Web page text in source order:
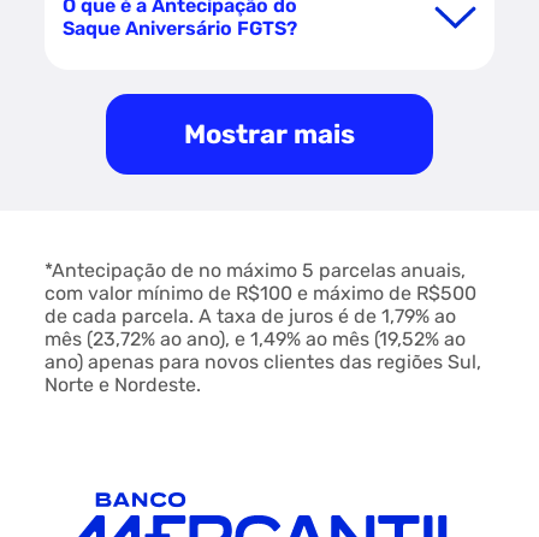
O que é a Antecipação do
Saque Aniversário FGTS?
Mostrar mais
*Antecipação de no máximo 5 parcelas anuais,
com valor mínimo de R$100 e máximo de R$500
de cada parcela. A taxa de juros é de 1,79% ao
mês (23,72% ao ano), e 1,49% ao mês (19,52% ao
ano) apenas para novos clientes das regiões Sul,
Norte e Nordeste.